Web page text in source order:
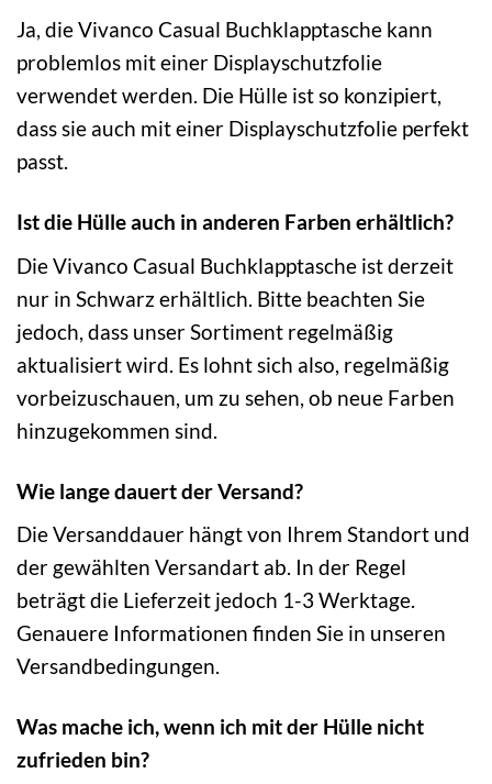
Ja, die Vivanco Casual Buchklapptasche kann
problemlos mit einer Displayschutzfolie
verwendet werden. Die Hülle ist so konzipiert,
dass sie auch mit einer Displayschutzfolie perfekt
passt.
Ist die Hülle auch in anderen Farben erhältlich?
Die Vivanco Casual Buchklapptasche ist derzeit
nur in Schwarz erhältlich. Bitte beachten Sie
jedoch, dass unser Sortiment regelmäßig
aktualisiert wird. Es lohnt sich also, regelmäßig
vorbeizuschauen, um zu sehen, ob neue Farben
hinzugekommen sind.
Wie lange dauert der Versand?
Die Versanddauer hängt von Ihrem Standort und
der gewählten Versandart ab. In der Regel
beträgt die Lieferzeit jedoch 1-3 Werktage.
Genauere Informationen finden Sie in unseren
Versandbedingungen.
Was mache ich, wenn ich mit der Hülle nicht
zufrieden bin?